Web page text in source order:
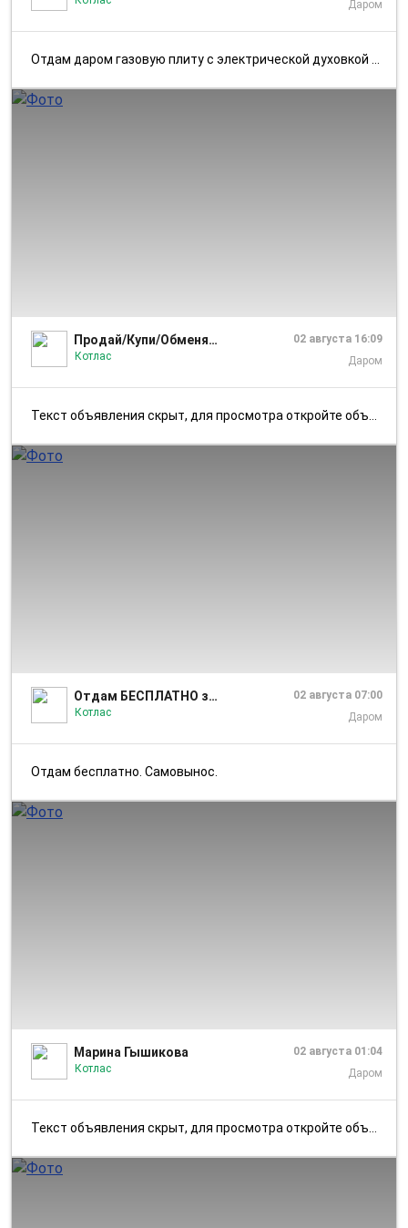
Даром
Отдам даром газовую плиту с электрической духовкой HANSA, все работает...
Продай/Купи/Обменяй/Отдай.Котлас.Котласский р-н
Котлас
02 августа 16:09
Даром
Текст объявления скрыт, для просмотра откройте объявление в приложении...
Отдам БЕСПЛАТНО за вкусняшку Котлас Коряжма
Котлас
02 августа 07:00
Даром
Отдам бесплатно. Самовынос.
Марина Гышикова
Котлас
02 августа 01:04
Даром
Текст объявления скрыт, для просмотра откройте объявление в приложении...